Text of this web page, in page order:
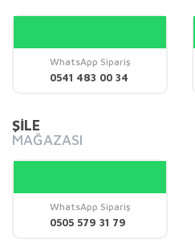
WhatsApp Sipariş
0541 483 00 34
ŞİLE
MAĞAZASI
WhatsApp Sipariş
0505 579 31 79